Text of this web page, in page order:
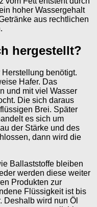
hoher Wassergehalt
aus rechtlichen
hergestellt?
benötigt.
Hafer. Das
und mit viel Wasser
Die sich daraus
Brei. Später
es sich um
der Stärke und des
dann wird die
Ballaststoffe bleiben
werden diese weiter
Produkten zur
Flüssigkeit ist bis
Deshalb wird nun Öl